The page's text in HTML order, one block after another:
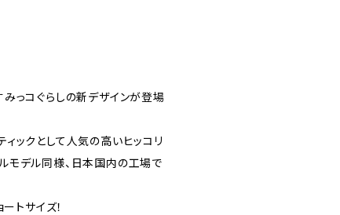
みっコぐらしの新デザインが登場
ィックとして人気の高いヒッコリ
モデル同様、日本国内の工場で
トサイズ！